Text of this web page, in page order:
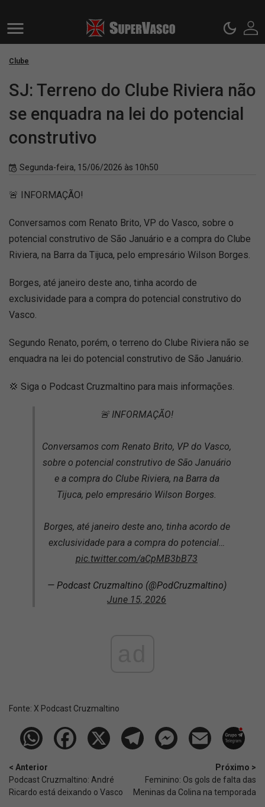
Clube
SJ: Terreno do Clube Riviera não
se enquadra na lei do potencial
construtivo
Segunda-feira, 15/06/2026 às 10h50
🚨 INFORMAÇÃO!
Conversamos com Renato Brito, VP do Vasco, sobre o
potencial construtivo de São Januário e a compra do Clube
Riviera, na Barra da Tijuca, pelo empresário Wilson Borges.
Borges, até janeiro deste ano, tinha acordo de
exclusividade para a compra do potencial construtivo do
Vasco.
Segundo Renato, porém, o terreno do Clube Riviera não se
enquadra na lei do potencial construtivo de São Januário.
💢 Siga o Podcast Cruzmaltino para mais informações.
🚨 INFORMAÇÃO!
Conversamos com Renato Brito, VP do Vasco,
sobre o potencial construtivo de São Januário
e a compra do Clube Riviera, na Barra da
Tijuca, pelo empresário Wilson Borges.
Borges, até janeiro deste ano, tinha acordo de
exclusividade para a compra do potencial…
pic.twitter.com/aCpMB3bB73
— Podcast Cruzmaltino (@PodCruzmaltino)
June 15, 2026
Fonte: X Podcast Cruzmaltino
< Anterior
Podcast Cruzmaltino: André
Ricardo está deixando o Vasco
Próximo >
Feminino: Os gols de falta das
Meninas da Colina na temporada